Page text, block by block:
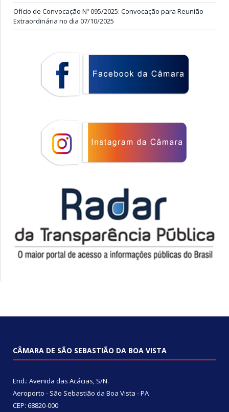
Ofício de Convocação Nº 095/2025: Convocação para Reunião
Extraordinária no dia 07/10/2025
CÂMARA DE SÃO SEBASTIÃO DA BOA VISTA
End.: Avenida das Acácias, S/N.
Aeroporto - São Sebastião da Boa Vista - PA
CEP: 68820-000